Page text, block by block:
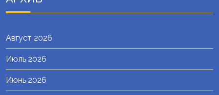
Август 2026
Июль 2026
Июнь 2026